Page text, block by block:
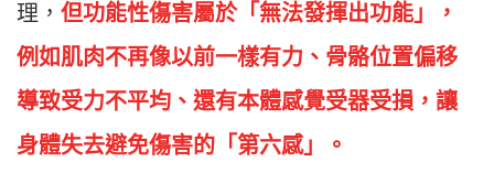
理， 但功能性傷害屬於「無法發揮出功能」，
例如肌肉不再像以前一樣有力、骨骼位置偏移
導致受力不平均、還有本體感覺受器受損，讓
身體失去避免傷害的「第六感」。